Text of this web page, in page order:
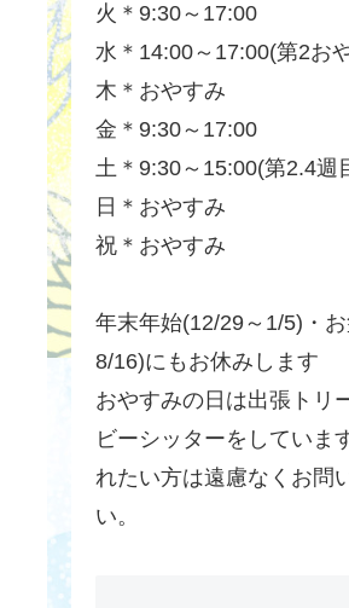
火＊9:30～17:00
水＊14:00～17:00(第2お
木＊おやすみ
金＊9:30～17:00
土＊9:30～15:00(第2.4週
日＊おやすみ
祝＊おやすみ
年末年始(12/29～1/5)・
8/16)にもお休みします
おやすみの日は出張トリ
ビーシッターをしていま
れたい方は遠慮なくお問
い。